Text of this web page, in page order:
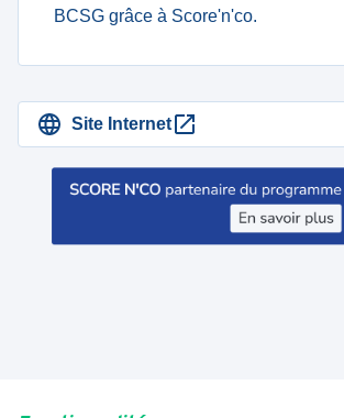
BCSG grâce à Score'n'co.
Site Internet